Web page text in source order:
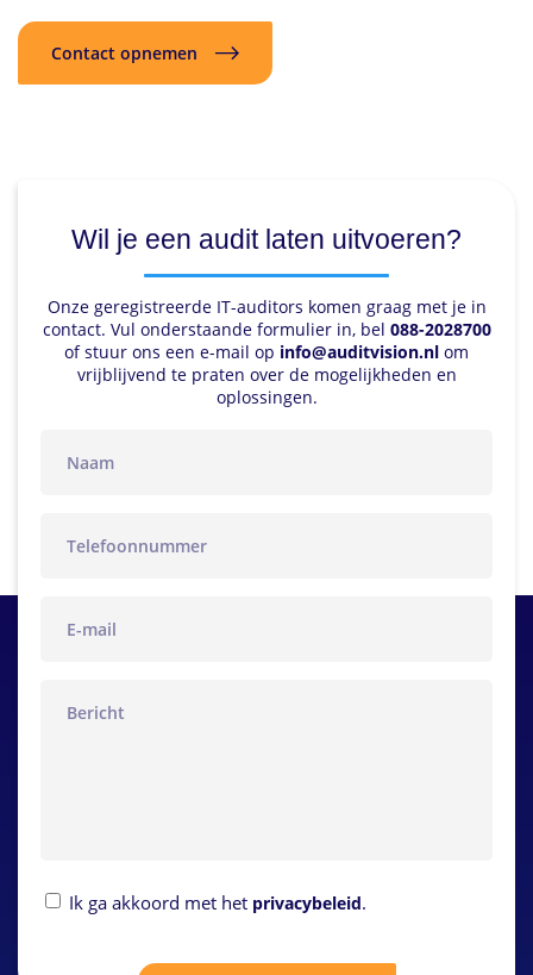
Contact opnemen
Wil je een audit laten uitvoeren?
Onze geregistreerde IT-auditors komen graag met je in
contact. Vul onderstaande formulier in, bel 088-2028700
of stuur ons een e-mail op info@auditvision.nl om
vrijblijvend te praten over de mogelijkheden en
oplossingen.
Privacybeleid
Ik ga akkoord met het privacybeleid.